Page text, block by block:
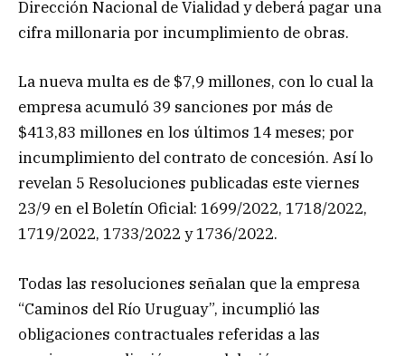
Dirección Nacional de Vialidad y deberá pagar una
cifra millonaria por incumplimiento de obras.
La nueva multa es de $7,9 millones, con lo cual la
empresa acumuló 39 sanciones por más de
$413,83 millones en los últimos 14 meses; por
incumplimiento del contrato de concesión. Así lo
revelan 5 Resoluciones publicadas este viernes
23/9 en el Boletín Oficial: 1699/2022, 1718/2022,
1719/2022, 1733/2022 y 1736/2022.
Todas las resoluciones señalan que la empresa
“Caminos del Río Uruguay”, incumplió las
obligaciones contractuales referidas a las